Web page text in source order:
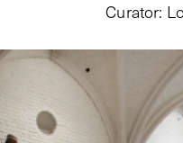
Curator: